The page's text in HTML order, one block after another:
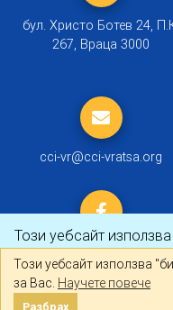
Този уебсайт
оптимално за Вас.
Разбрах
Този уебсайт използва
за Вас. Научете повече
Разбрах
бул. Христо Ботев 24,
267, Враца 3000
cci-vr@cci-vratsa.org
© 2019 ТПП Враца |